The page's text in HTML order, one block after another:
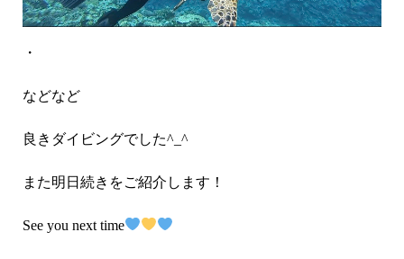
・
などなど
良きダイビングでした^_^
また明日続きをご紹介します！
See you next time